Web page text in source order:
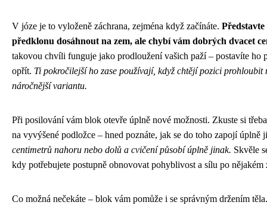
V józe je to vyloženě záchrana, zejména když začínáte. Představte
předklonu dosáhnout na zem, ale chybí vám dobrých dvacet
takovou chvíli funguje jako prodloužení vašich paží – postavíte ho
opřít. Ti pokročilejší ho zase používají, když chtějí pozici prohloubit
náročnější variantu.
Při posilování vám blok otevře úplně nové možnosti. Zkuste si
na vyvýšené podložce – hned poznáte, jak se do toho zapojí úplně
centimetrů nahoru nebo dolů a cvičení působí úplně jinak. Skvěle
kdy potřebujete postupně obnovovat pohyblivost a sílu po nějakém
Co možná nečekáte – blok vám pomůže i se správným držením